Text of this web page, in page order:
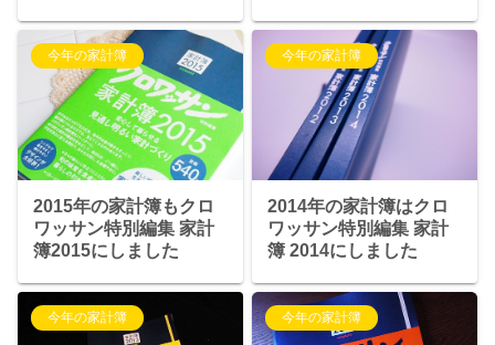
今年の家計簿
2015年の家計簿もクロ
ワッサン特別編集 家計
簿2015にしました
今年の家計簿
2014年の家計簿はクロ
ワッサン特別編集 家計
簿 2014にしました
今年の家計簿 今年の家計簿